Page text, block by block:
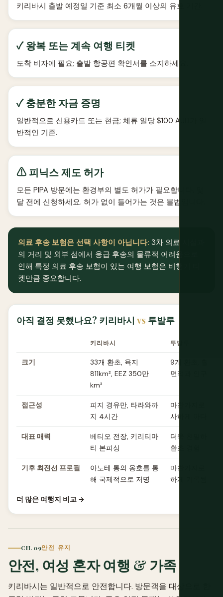
키리바시 출발 예정일 기준 최소 6개월 이상의 유효 기간.
✓ 왕복 또는 계속 여행 티켓
도착 비자에 필요; 출발 항공편 확인서를 소지하세요.
✓ 충분한 자금 증명
일반적으로 신용카드 또는 현금; 체류 일당 $100 AUD가 일
반적인 기준.
⚠ 피닉스 제도 허가
모든 PIPA 방문에는 환경부의 별도 허가가 필요합니다. 몇
달 전에 신청하세요. 허가 없이 들어가는 것은 불법입니다.
의료 후송 보험은 선택 사항이 아닙니다: 3차 의료 시설과
의 거리 및 외부 섬에서 응급 후송의 물류적 어려움으로
인해 특정 의료 후송 보험이 있는 여행 보험은 비행기 티
켓만큼 중요합니다.
아직 결정 못했나요? 키리바시 vs 투발루
키리바시 투발루
크기
33개 환초, 육지
811km², EEZ 350만
km²
9개 환초, 훨씬
면적과 인구
접근성
피지 경유만, 타라와까
지 4시간
마찬가지로 피지
사하게 까다로운
대표 매력
베티오 전장, 키리티마
티 본피싱
더욱 친밀하고
환초 경험
기후 최전선 프로필
아노테 통의 옹호를 통
해 국제적으로 저명
마찬가지로 최전
하게 기록됨
더 많은 여행지 비교 →
CH. 09안전 유지
안전, 여성 혼자 여행 & 가족
키리바시는 일반적으로 안전합니다. 방문객을 대상으로 한